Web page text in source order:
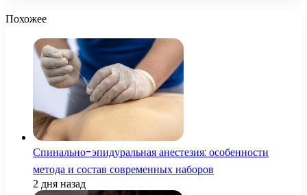
Похожее
Спинально-эпидуральная анестезия: особенности
метода и состав современных наборов
2 дня назад